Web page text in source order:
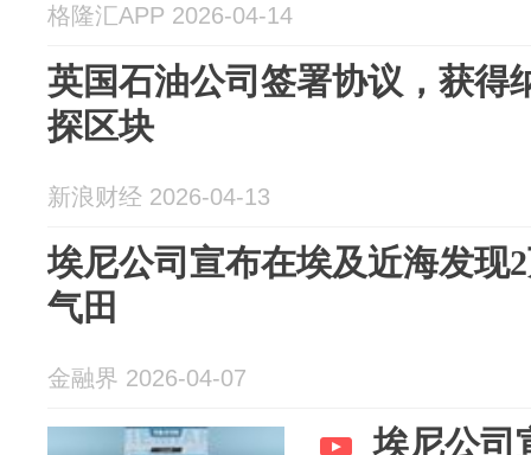
格隆汇APP 2026-04-14
英国石油公司签署协议，获得
探区块
新浪财经 2026-04-13
埃尼公司宣布在埃及近海发现
气田
金融界 2026-04-07
埃尼公司